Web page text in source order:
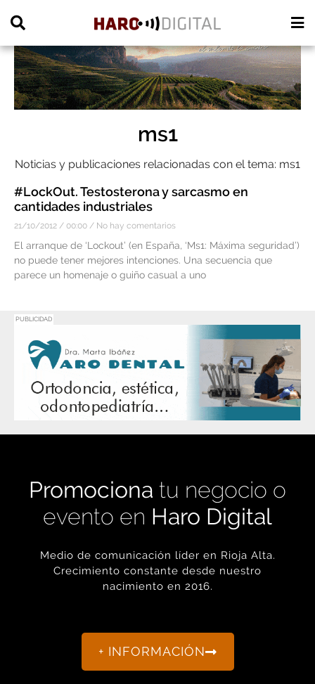
ms1
Noticias y publicaciones relacionadas con el tema: ms1
#LockOut. Testosterona y sarcasmo en
cantidades industriales
21/10/2012 00:00 No hay comentarios
El arranque de ‘Lockout’ (en España, ‘Ms1: Máxima seguridad’)
no puede tener mejores intenciones. Una secuencia que
parece un homenaje o guiño casual a uno
PUBLICIDAD
Promociona tu negocio o
evento en Haro Digital
Medio de comunicación líder en Rioja Alta.
Crecimiento constante desde nuestro
nacimiento en 2016.
+ INFORMACIÓN